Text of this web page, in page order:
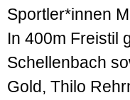
Sportler*innen
In 400m Freistil
Schellenbach
Gold, Thilo